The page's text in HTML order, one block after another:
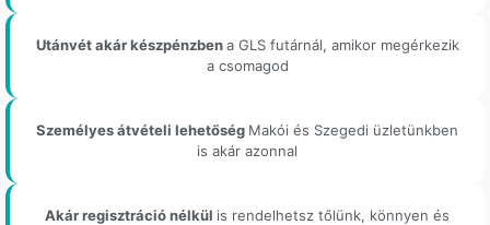
Utánvét akár készpénzbena GLS futárnál, amikor megérkezik
a csomagod
Személyes átvételi lehetőség Makói és Szegedi üzletünkben
is akár azonnal
Akár regisztráció nélkül is rendelhetsz tőlünk, könnyen és